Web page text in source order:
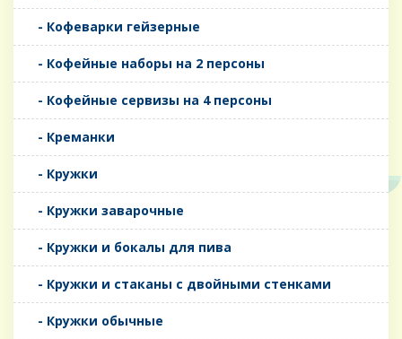
- Кофеварки гейзерные
- Кофейные наборы на 2 персоны
- Кофейные сервизы на 4 персоны
- Креманки
- Кружки
- Кружки заварочные
- Кружки и бокалы для пива
- Кружки и стаканы с двойными стенками
- Кружки обычные